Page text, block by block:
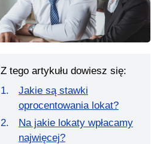
Z tego artykułu dowiesz się:
Jakie są stawki
oprocentowania lokat?
Na jakie lokaty wpłacamy
najwięcej?